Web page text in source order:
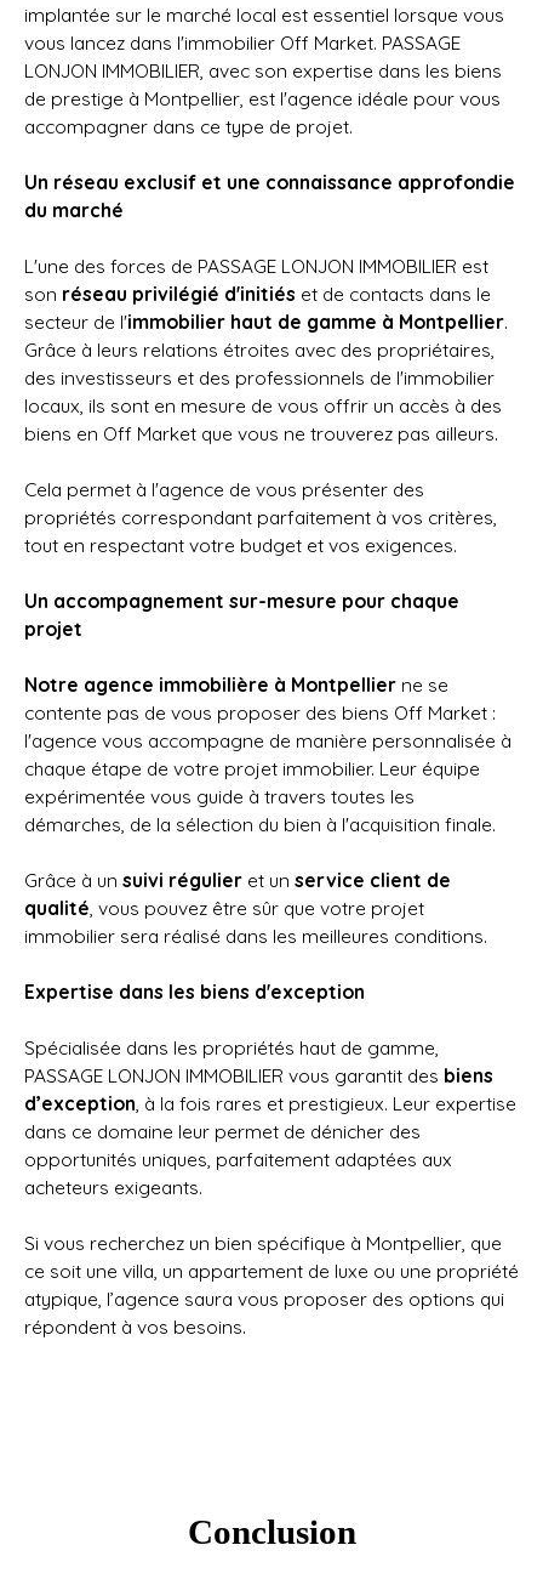
implantée sur le marché local est essentiel lorsque vous
vous lancez dans l'immobilier Off Market. PASSAGE
LONJON IMMOBILIER, avec son expertise dans les biens
de prestige à Montpellier, est l'agence idéale pour vous
accompagner dans ce type de projet.
Un réseau exclusif et une connaissance approfondie
du marché
L'une des forces de PASSAGE LONJON IMMOBILIER est
son réseau privilégié d'initiés et de contacts dans le
secteur de l'immobilier haut de gamme à Montpellier.
Grâce à leurs relations étroites avec des propriétaires,
des investisseurs et des professionnels de l'immobilier
locaux, ils sont en mesure de vous offrir un accès à des
biens en Off Market que vous ne trouverez pas ailleurs.
Cela permet à l'agence de vous présenter des
propriétés correspondant parfaitement à vos critères,
tout en respectant votre budget et vos exigences.
Un accompagnement sur-mesure pour chaque
projet
Notre agence immobilière à Montpellier ne se
contente pas de vous proposer des biens Off Market :
l'agence vous accompagne de manière personnalisée à
chaque étape de votre projet immobilier. Leur équipe
expérimentée vous guide à travers toutes les
démarches, de la sélection du bien à l'acquisition finale.
Grâce à un suivi régulier et un service client de
qualité , vous pouvez être sûr que votre projet
immobilier sera réalisé dans les meilleures conditions.
Expertise dans les biens d'exception
Spécialisée dans les propriétés haut de gamme,
PASSAGE LONJON IMMOBILIER vous garantit des biens
d’exception , à la fois rares et prestigieux. Leur expertise
dans ce domaine leur permet de dénicher des
opportunités uniques, parfaitement adaptées aux
acheteurs exigeants.
Si vous recherchez un bien spécifique à Montpellier, que
ce soit une villa, un appartement de luxe ou une propriété
atypique, l’agence saura vous proposer des options qui
répondent à vos besoins.
Conclusion